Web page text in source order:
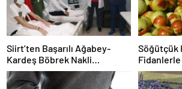
Siirt’ten Başarılı Ağabey-
Kardeş Böbrek Nakli
Hikayesi: Tereddütsüz
Fedakarlık ve Umut
Söğütçük
ve Doğal